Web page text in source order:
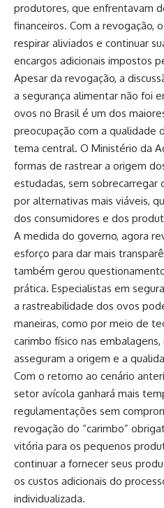
produtores, que enfrentavam
financeiros. Com a revogação,
respirar aliviados e continuar
encargos adicionais impostos
Apesar da revogação, a
a segurança alimentar não foi
ovos no Brasil é um dos
preocupação com a qualidade
tema central. O Ministério da
formas de rastrear a origem
estudadas, sem sobrecarregar
por alternativas mais viáveis,
dos consumidores e dos
A medida do governo, agora
esforço para dar mais
também gerou
prática. Especialistas em
a rastreabilidade dos ovos
maneiras, como por meio de
carimbo físico nas embalagens,
asseguram a origem e a
Com o retorno ao cenário
setor avícola ganhará mais
regulamentações sem
revogação do “carimbo”
vitória para os pequenos
continuar a fornecer seus
os custos adicionais do
individualizada.